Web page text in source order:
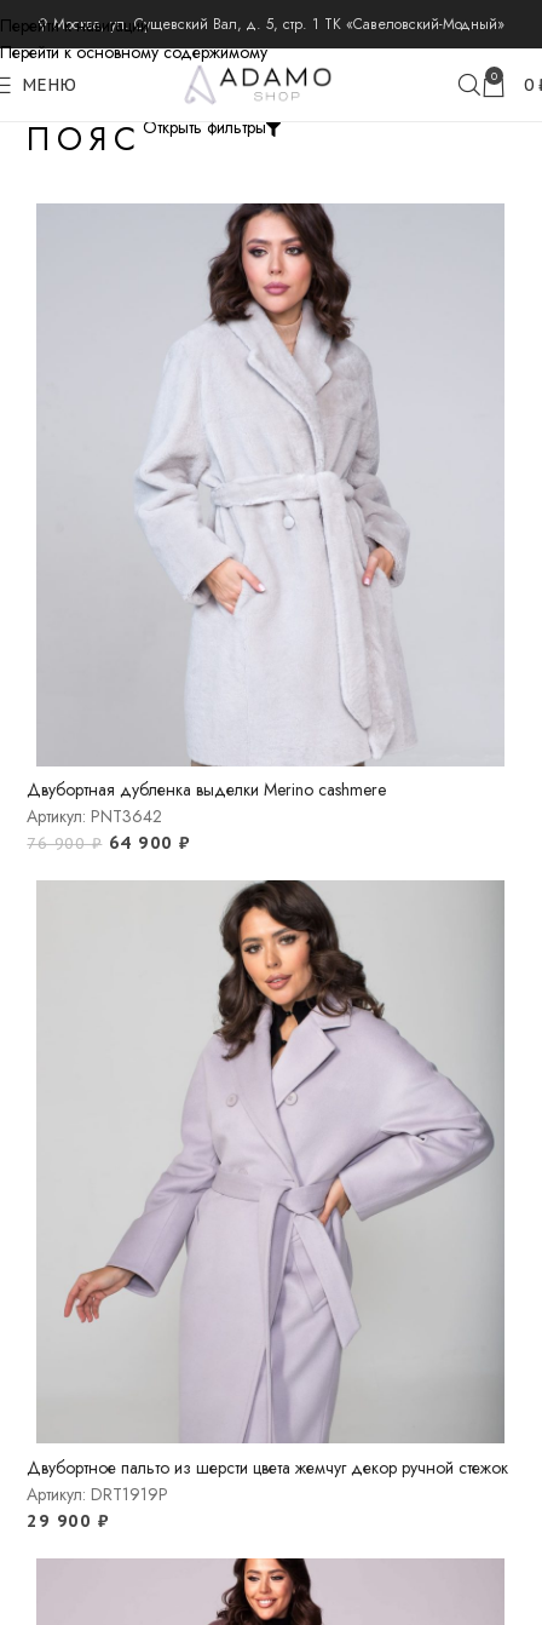
Перейти к навигации
Перейти к основному содержимому
⚲ Москва, ул. Сущевский Вал, д. 5, стр. 1 ТК «Савеловский-Модный»
МЕНЮ 0 0
ПОЯСОткрыть фильтры
Двубортная дубленка выделки Merino cashmere
Артикул: PNT3642
76 900₽ 64 900₽
Двубортное пальто из шерсти цвета жемчуг декор ручной стежок
Артикул: DRT1919P
29 900 ₽